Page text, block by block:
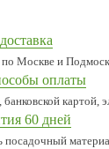
Москве и
оплаты
картой,
60 дней
посадочный